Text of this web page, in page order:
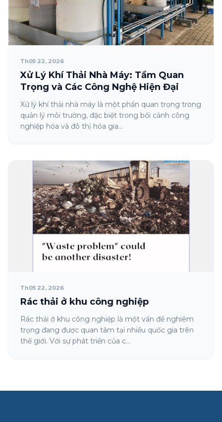
Th05 22, 2026
Xử Lý Khí Thải Nhà Máy: Tầm Quan
Trọng và Các Công Nghệ Hiện Đại
Xử lý khí thải nhà máy là một phần quan trọng trong
quản lý môi trường, đặc biệt trong bối cảnh công
nghiệp hóa và đô thị hóa gia...
Th05 22, 2026
Rác thải ở khu công nghiệp
Rác thải ở khu công nghiệp là một vấn đề nghiêm
trọng đang được quan tâm tại nhiều quốc gia trên
thế giới. Với sự phát triển của c...